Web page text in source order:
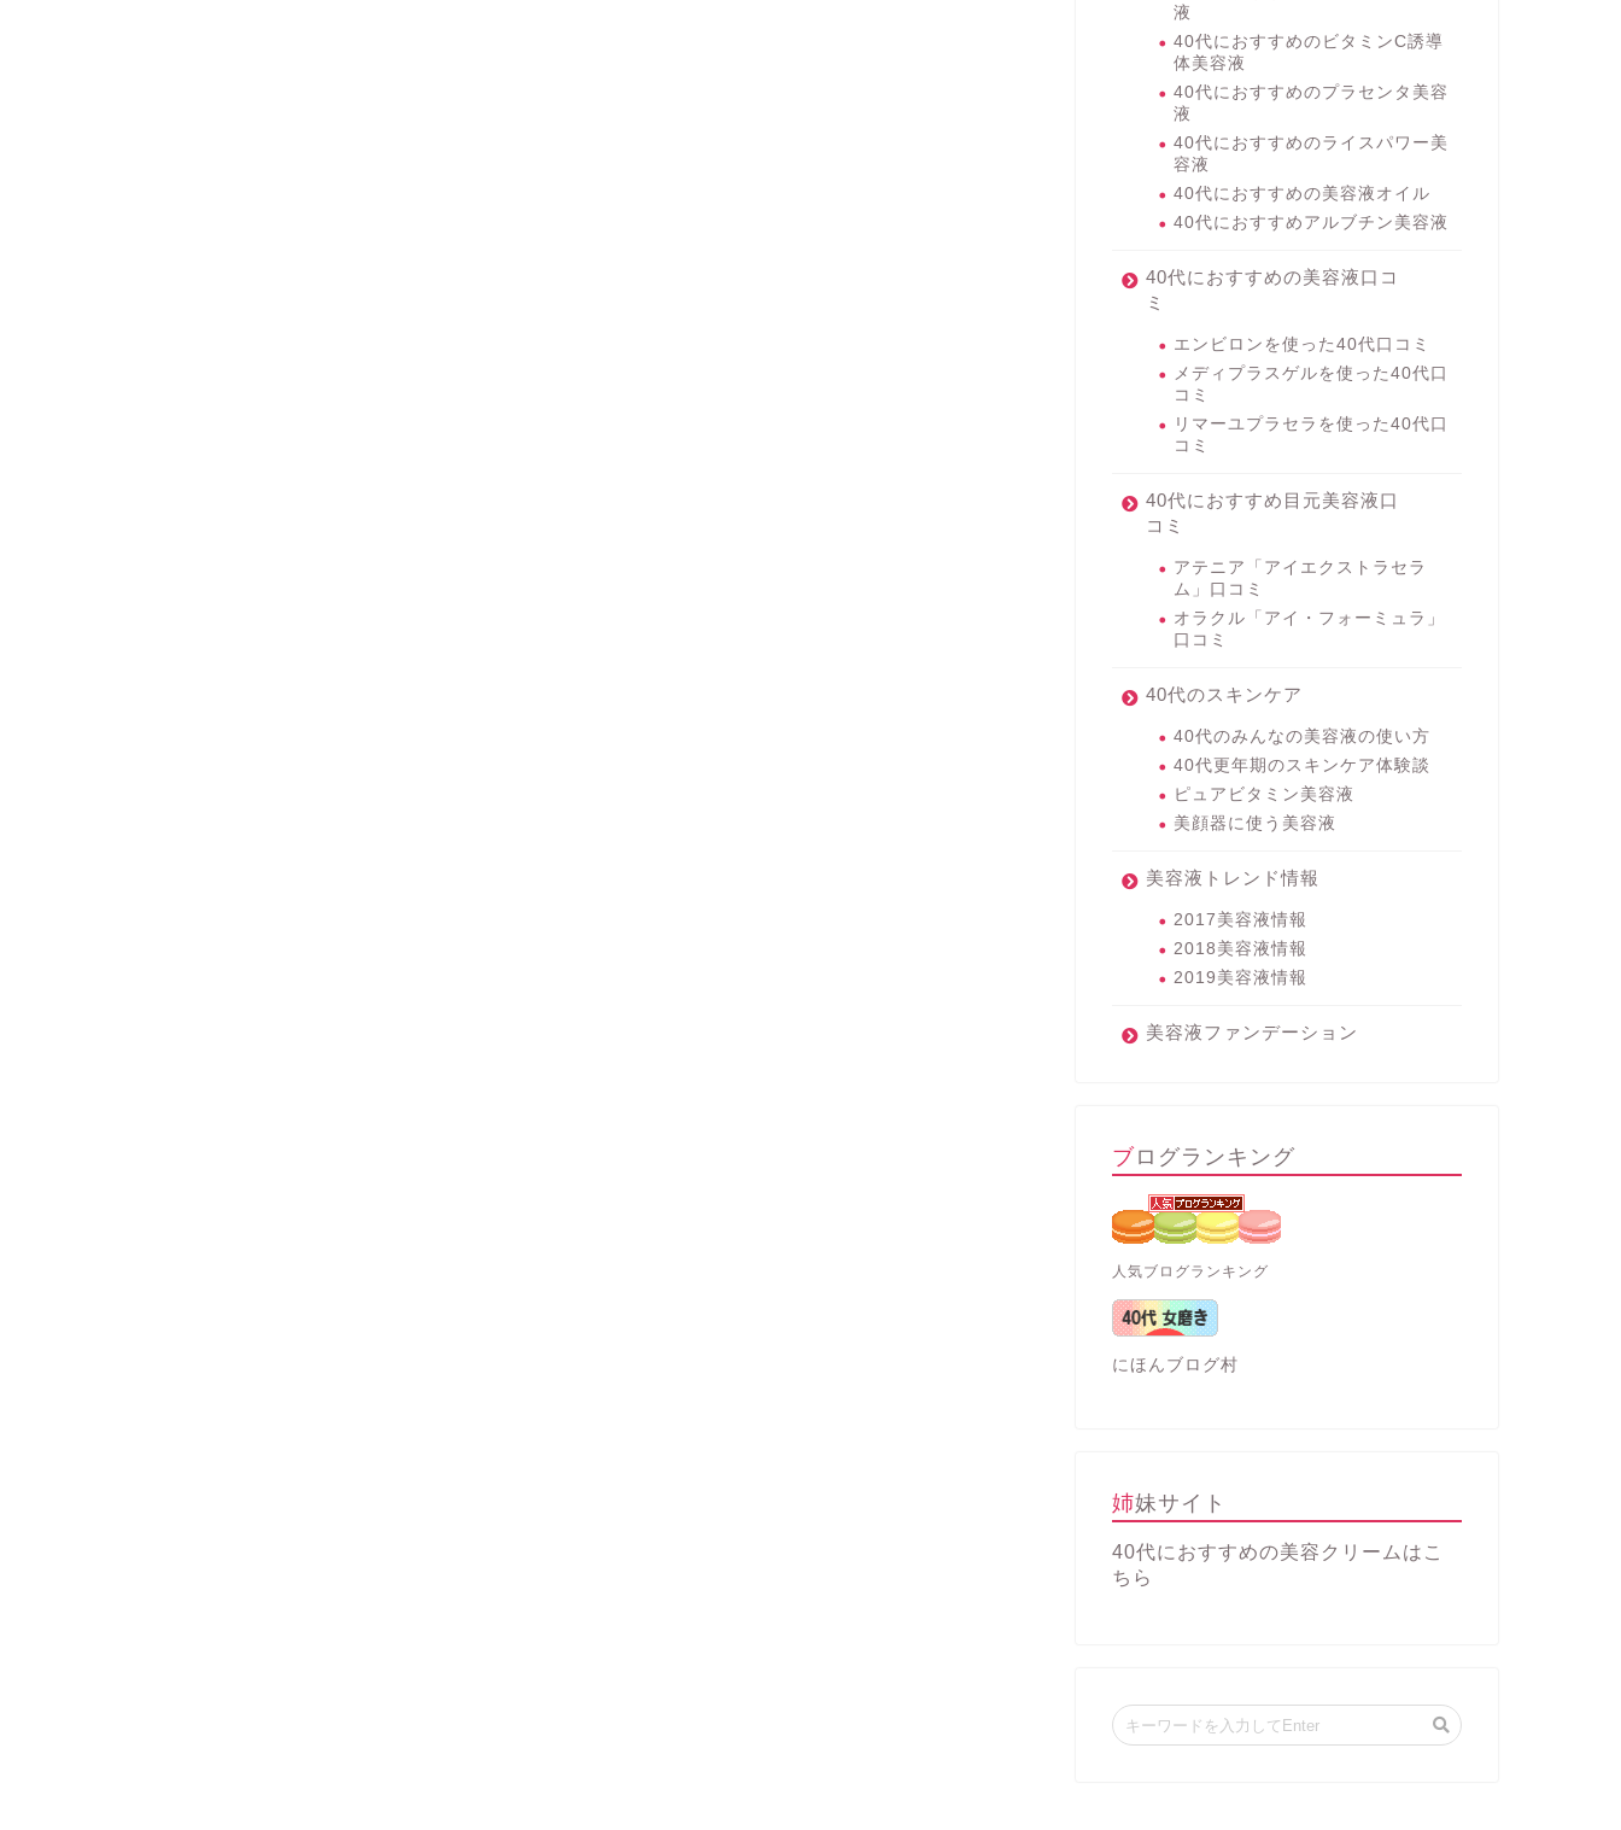
液
40代におすすめのビタミンC誘導
体美容液
40代におすすめのプラセンタ美容
液
40代におすすめのライスパワー美
容液
40代におすすめの美容液オイル
40代におすすめアルブチン美容液
40代におすすめの美容液口コ
ミ
エンビロンを使った40代口コミ
メディプラスゲルを使った40代口
コミ
リマーユプラセラを使った40代口
コミ
40代におすすめ目元美容液口
コミ
アテニア「アイエクストラセラ
ム」口コミ
オラクル「アイ・フォーミュラ」
口コミ
40代のスキンケア
40代のみんなの美容液の使い方
40代更年期のスキンケア体験談
ピュアビタミン美容液
美顔器に使う美容液
美容液トレンド情報
2017美容液情報
2018美容液情報
2019美容液情報
美容液ファンデーション
ブログランキング
人気ブログランキング
にほんブログ村
姉妹サイト
40代におすすめの美容クリームはこ
ちら